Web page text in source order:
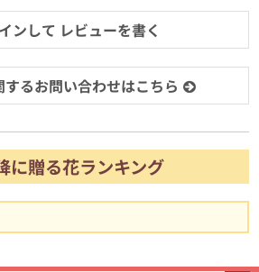
ンして レビューを書く
するお問い合わせはこちら
に贈る花ランキング